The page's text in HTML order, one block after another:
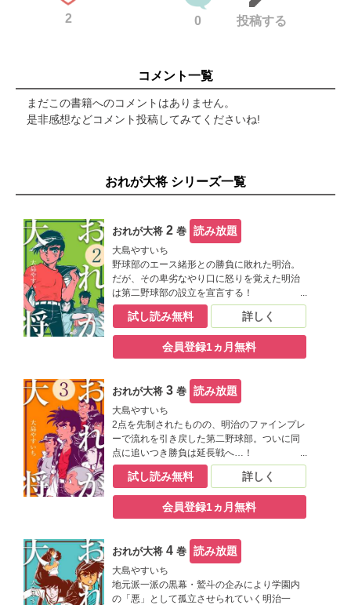
2 0 投稿する
コメント一覧
まだこの書籍へのコメントはありません。
是非感想などコメント投稿してみてくださいね!
おれが大将 シリーズ一覧
おれが大将2巻 読み放題
大島やすいち
野球部のエース緒形との勝負に敗れた明治。
だが、その卑劣なやり口に怒りを覚えた明治
は第二野球部の設立を宣言する！
試し読み無料 詳しく
会員登録1ヵ月無料
おれが大将3巻 読み放題
大島やすいち
2点を先制されたものの、明治のファインプレ
ーで流れを引き戻した第二野球部。ついに同
点に追いつき勝負は延長戦へ…！
試し読み無料 詳しく
会員登録1ヵ月無料
おれが大将4巻 読み放題
大島やすいち
地元派一派の黒幕・鷲斗の企みにより学園内
の「悪」として孤立させられていく明治一